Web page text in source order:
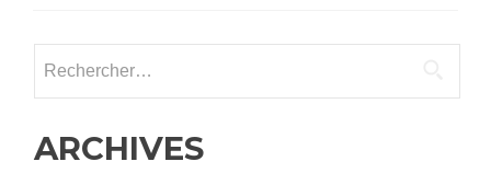
ARCHIVES